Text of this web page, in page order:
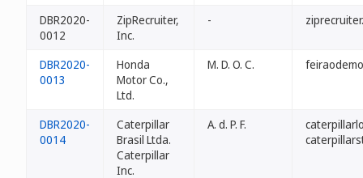
DBR2020-
0012
ZipRecruiter,
Inc.
-
DBR2020-
0013
Honda
Motor Co.,
Ltd.
M. D. O. C.
DBR2020-
0014
Caterpillar
Brasil Ltda.
Caterpillar
Inc.
A. d. P. F.